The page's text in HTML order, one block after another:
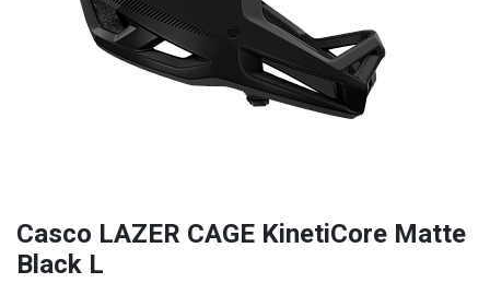
Casco LAZER CAGE KinetiCore Matte
Black L